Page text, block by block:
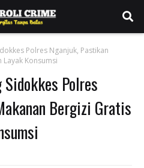
Polres Nganjuk, Pastikan
Konsumsi
Sidokkes Polres
Bergizi Gratis